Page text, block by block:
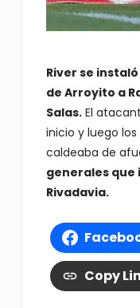
River se
de Arroyito a
Salas.El
inicio y luego
caldeaba de
generales que
Rivadavia.
Copy